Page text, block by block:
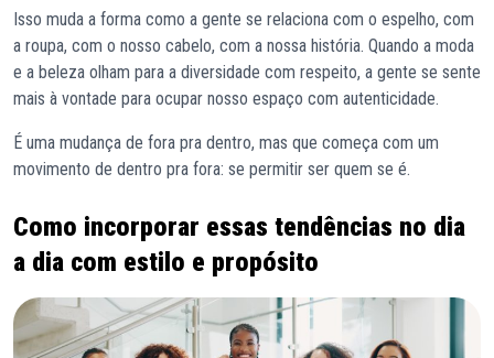
Isso muda a forma como a gente se relaciona com o espelho, com
a roupa, com o nosso cabelo, com a nossa história. Quando a moda
e a beleza olham para a diversidade com respeito, a gente se sente
mais à vontade para ocupar nosso espaço com autenticidade.
É uma mudança de fora pra dentro, mas que começa com um
movimento de dentro pra fora: se permitir ser quem se é.
Como incorporar essas tendências no dia
a dia com estilo e propósito